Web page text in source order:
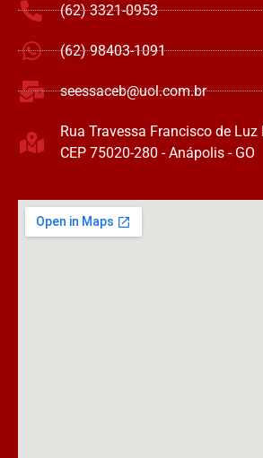
(62) 3321-0953
(62) 98403-1091
seessaceb@uol.com.br
Rua Travessa Francisco de Luz
CEP 75020-280 - Anápolis - GO